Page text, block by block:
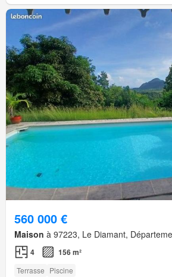
560 000 €
Maison à 97223, Le Diamant,
4 156 m²
Terrasse Piscine